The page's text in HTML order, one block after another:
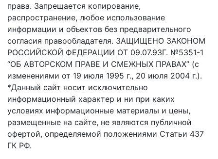
права. Запрещается копирование,
распространение, любое использование
информации и объектов без предварительного
согласия правообладателя. ЗАЩИЩЕНО ЗАКОНОМ
РОССИЙСКОЙ ФЕДЕРАЦИИ ОТ 09.07.93Г. №5351-1
“ОБ АВТОРСКОМ ПРАВЕ И СМЕЖНЫХ ПРАВАХ” (с
изменениями от 19 июля 1995 г., 20 июля 2004 г.).
*Данный сайт носит исключительно
информационный характер и ни при каких
условиях информационные материалы и цены,
размещенные на сайте, не являются публичной
офертой, определяемой положениями Статьи 437
ГК РФ.